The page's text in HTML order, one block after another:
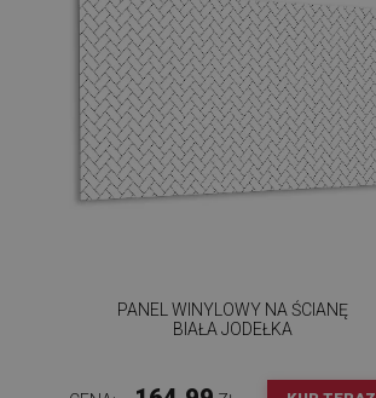
PANEL WINYLOWY NA ŚCIANĘ
BIAŁA JODEŁKA